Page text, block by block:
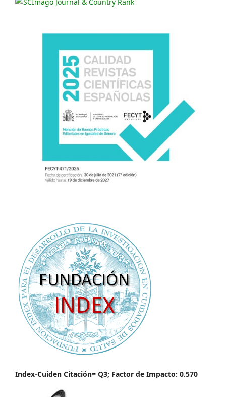
Index-Cuiden Citación= Q3; Factor de Impacto: 0.570